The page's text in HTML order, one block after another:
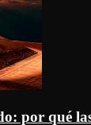
por qué